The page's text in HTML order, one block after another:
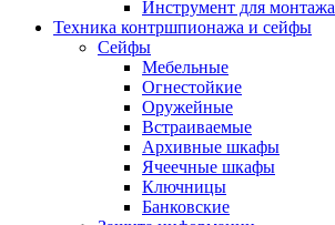
Инструмент для монтажа
Техника контршпионажа и сейфы
Сейфы
Мебельные
Огнестойкие
Оружейные
Встраиваемые
Архивные шкафы
Ячеечные шкафы
Ключницы
Банковские